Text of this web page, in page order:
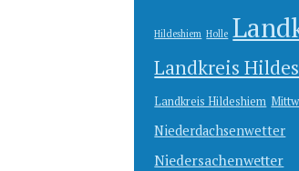
Hildeshiem Holle
Landkreis
Landkreis Hildeshiem
Niederdachsenwetter
Niedersachenwetter